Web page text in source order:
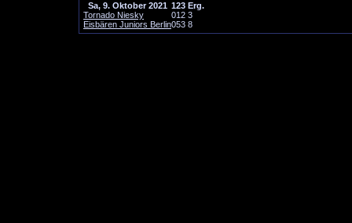
Sa, 9. Oktober 2021 123 Erg.
Tornado Niesky
012 3
Eisbären Juniors Berlin053 8